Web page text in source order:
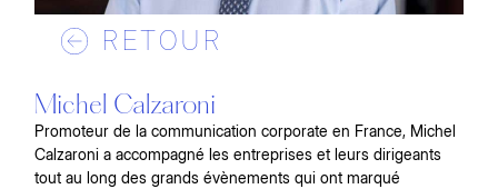
RETOUR
Michel Calzaroni
Promoteur de la communication corporate en France, Michel
Calzaroni a accompagné les entreprises et leurs dirigeants
tout au long des grands évènements qui ont marqué